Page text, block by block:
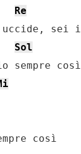
Re
Sol
così